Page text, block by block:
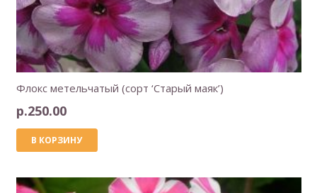
Флокс метельчатый (сорт ‘Старый маяк’)
р.250.00
В КОРЗИНУ